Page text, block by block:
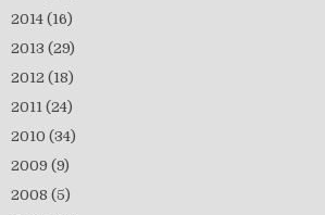
2014 (16)
2013 (29)
2012 (18)
2011 (24)
2010 (34)
2009 (9)
2008 (5)